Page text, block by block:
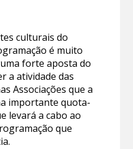
culturais do
é muito
forte aposta do
a atividade das
Associações que a
importante quota-
levará a cabo ao
que